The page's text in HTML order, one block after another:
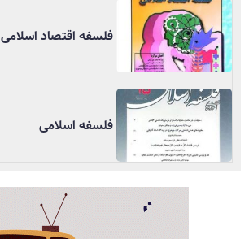
فلسفه اقتصاد اسلامی
فلسفه اسلامی